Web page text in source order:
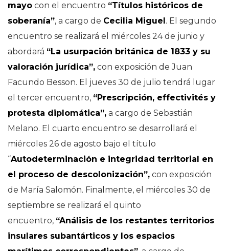
mayo con el encuentro “Títulos históricos de
soberanía”, a cargo de Cecilia Miguel. El segundo
encuentro se realizará el miércoles 24 de junio y
abordará “La usurpación británica de 1833 y su
valoración jurídica”, con exposición de Juan
Facundo Besson. El jueves 30 de julio tendrá lugar
el tercer encuentro, “Prescripción, effectivités y
protesta diplomática”, a cargo de Sebastián
Melano. El cuarto encuentro se desarrollará el
miércoles 26 de agosto bajo el título
“Autodeterminación e integridad territorial en
el proceso de descolonización”, con exposición
de María Salomón. Finalmente, el miércoles 30 de
septiembre se realizará el quinto
encuentro, “Análisis de los restantes territorios
insulares subantárticos y los espacios